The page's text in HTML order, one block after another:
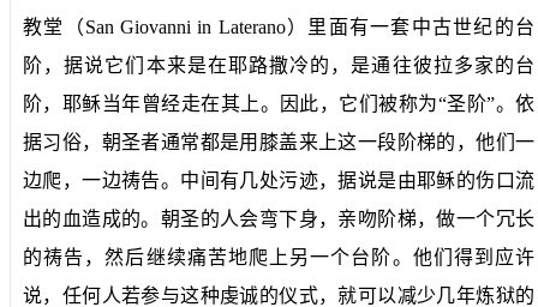
教堂（San Giovanni in Laterano）里面有一套中古世纪的台
阶，据说它们本来是在耶路撒冷的，是通往彼拉多家的台
阶，耶稣当年曾经走在其上。因此，它们被称为“圣阶”。依
据习俗，朝圣者通常都是用膝盖来上这一段阶梯的，他们一
边爬，一边祷告。中间有几处污迹，据说是由耶稣的伤口流
出的血造成的。朝圣的人会弯下身，亲吻阶梯，做一个冗长
的祷告，然后继续痛苦地爬上另一个台阶。他们得到应许
说，任何人若参与这种虔诚的仪式，就可以减少几年炼狱的